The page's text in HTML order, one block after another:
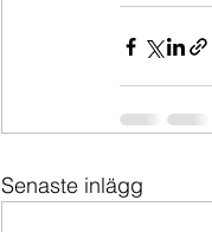
Senaste inlägg